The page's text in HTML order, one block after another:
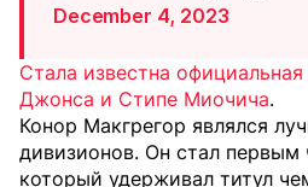
December 4, 2023
Стала известна
Джонса и Стипе Миочича.
Конор Макгрегор являлся
дивизионов. Он стал первым
который удерживал титул